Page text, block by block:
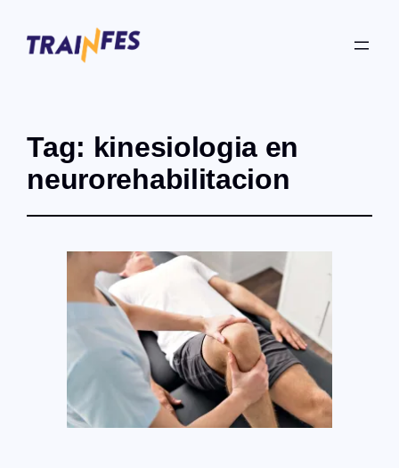
Tag: kinesiologia en
neurorehabilitacion